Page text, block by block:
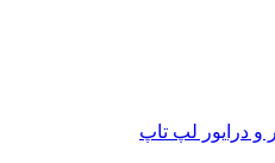
و درایور لپ تاپ